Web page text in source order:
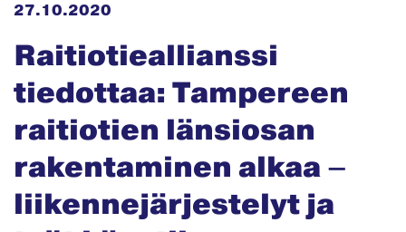
27.10.2020
Raitiotieallianssi
tiedottaa: Tampereen
raitiotien länsiosan
rakentaminen alkaa –
liikennejärjestelyt ja